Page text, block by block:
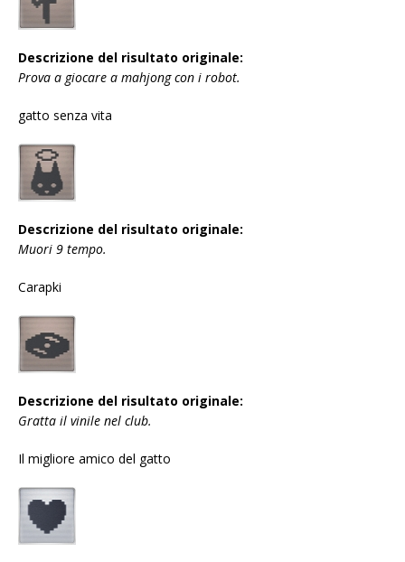
Descrizione del risultato originale:
Prova a giocare a mahjong con i robot.
gatto senza vita
Descrizione del risultato originale:
Muori 9 tempo.
Carapki
Descrizione del risultato originale:
Gratta il vinile nel club.
Il migliore amico del gatto